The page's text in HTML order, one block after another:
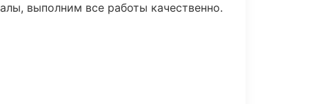
выполним все работы качественно.